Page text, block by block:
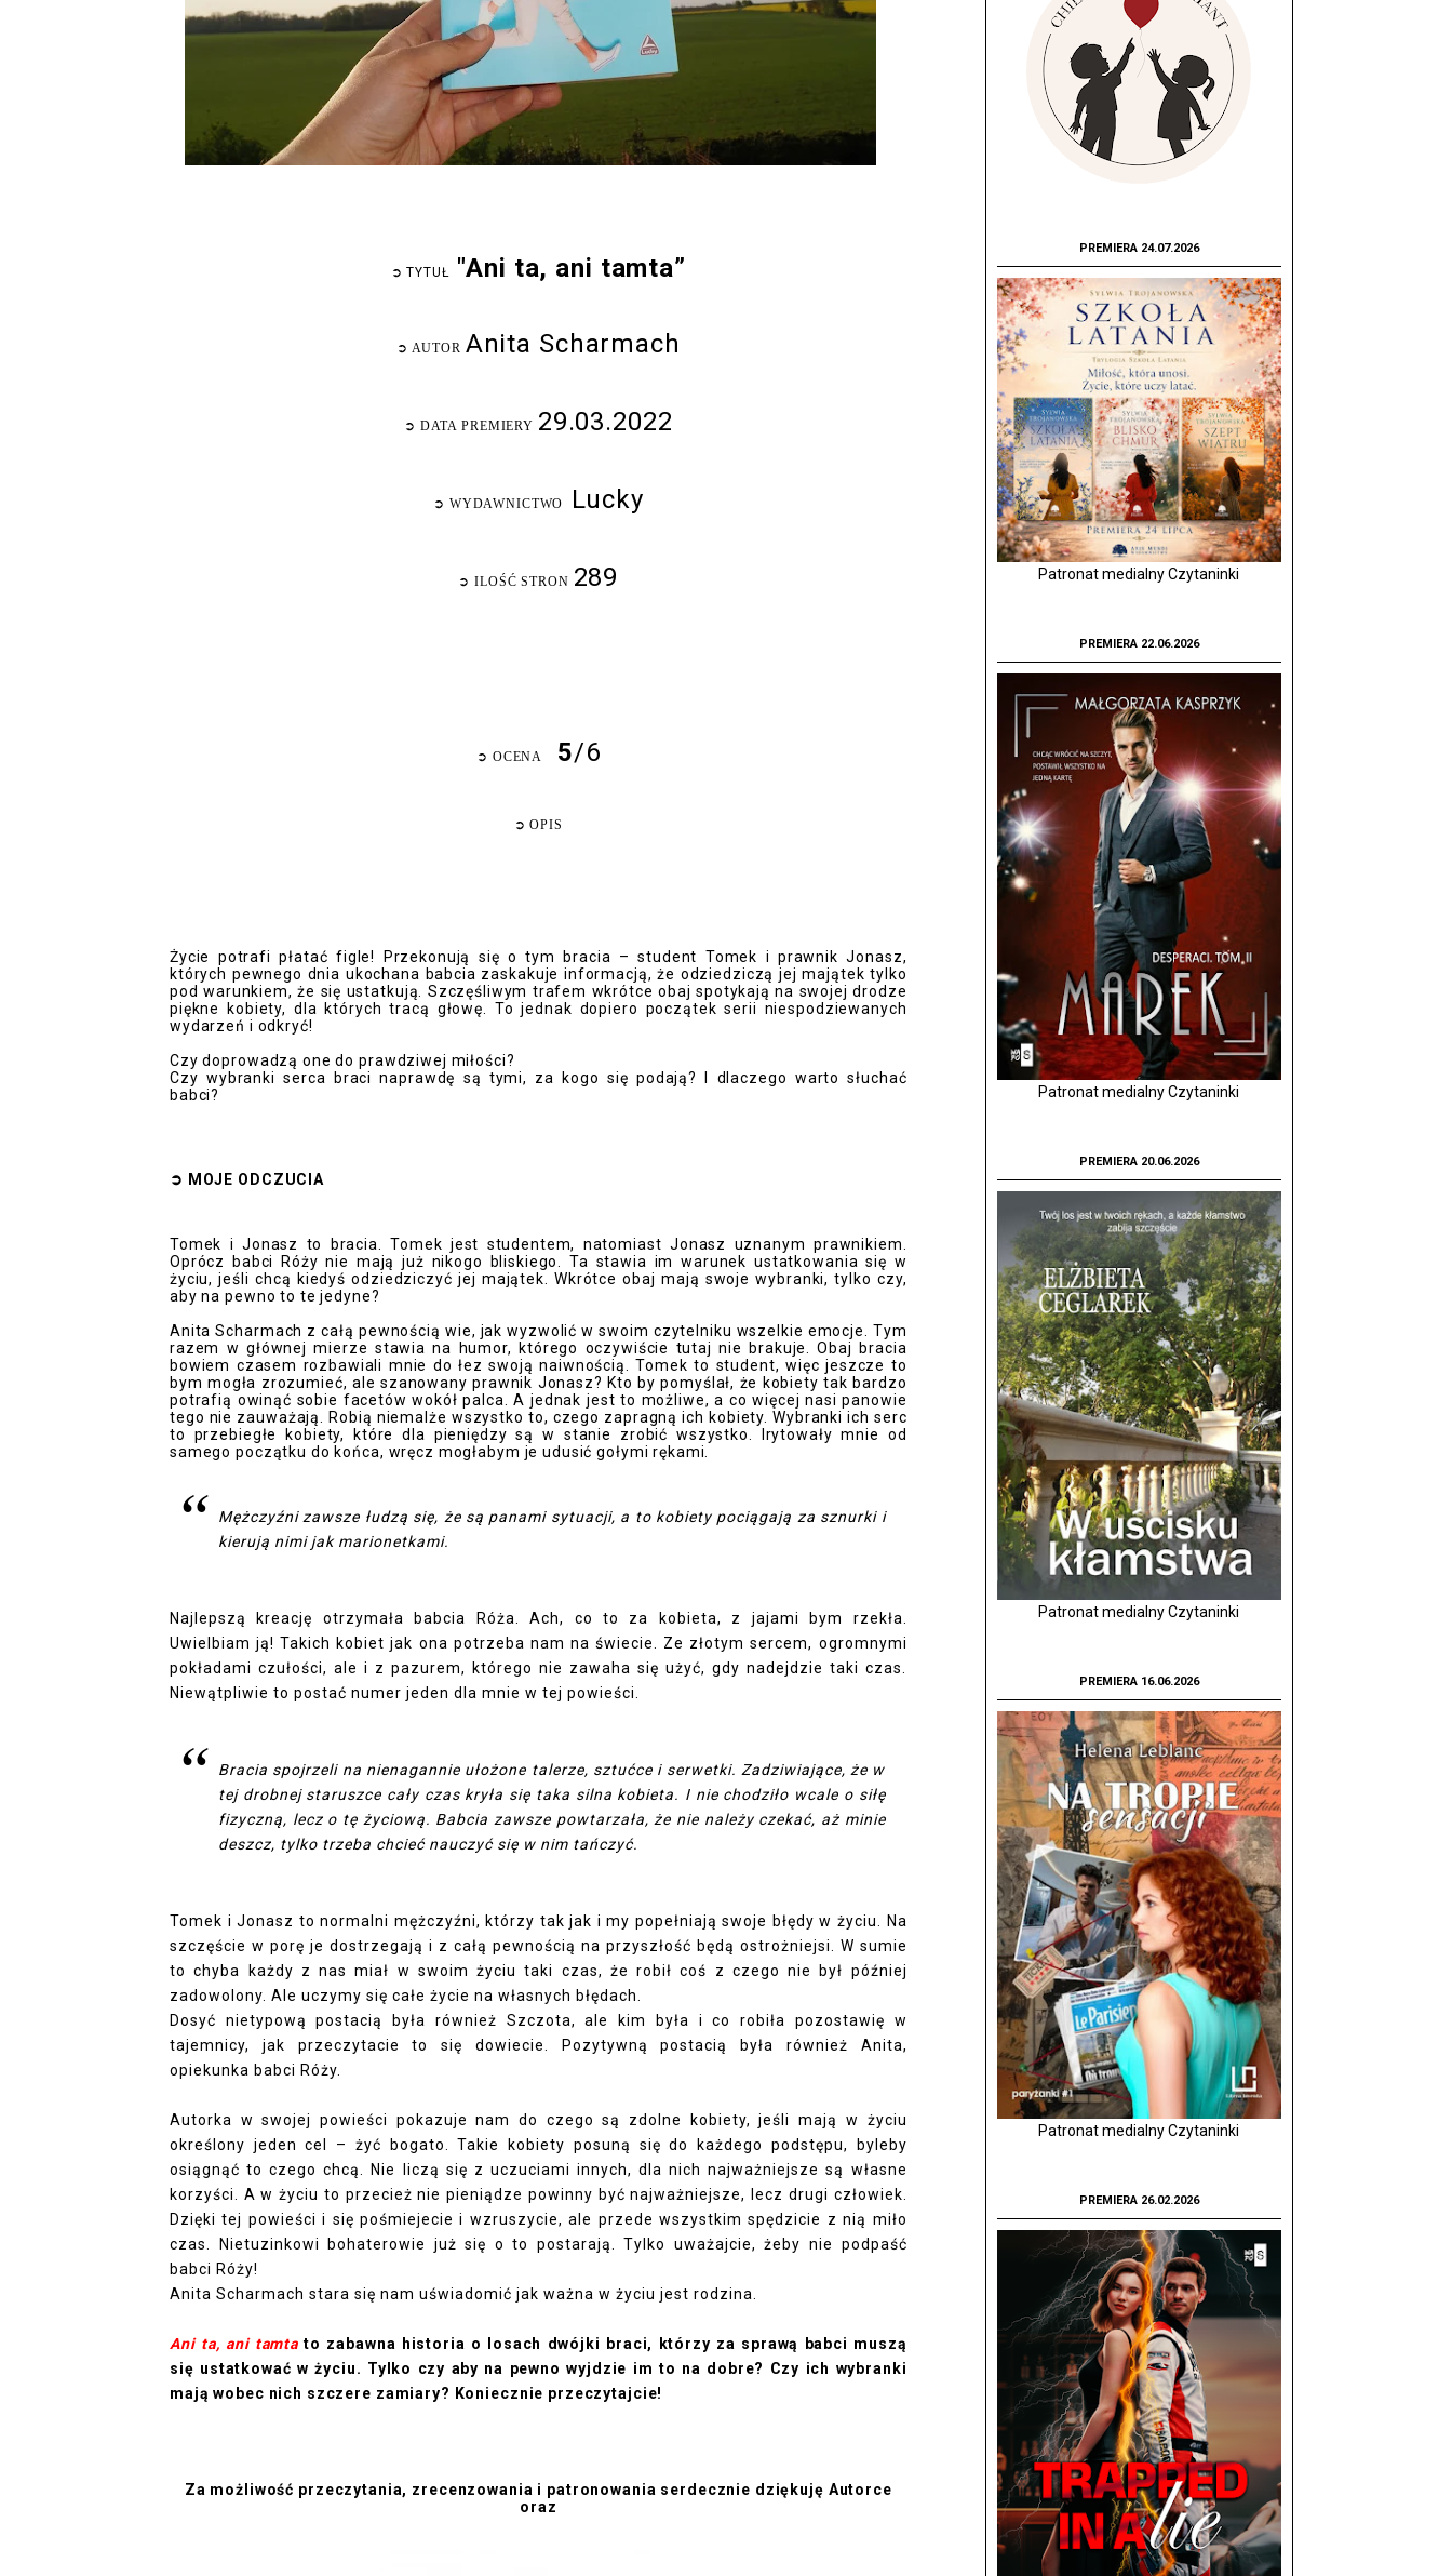
➲ TYTUŁ "Ani ta, ani tamta”
➲ AUTOR Anita Scharmach
➲ DATA PREMIERY 29.03.2022
➲ WYDAWNICTWO Lucky
➲ ILOŚĆ STRON 289
➲ OCENA 5/6
➲ OPIS
Życie potrafi płatać figle! Przekonują się o tym bracia – student Tomek i prawnik Jonasz,
których pewnego dnia ukochana babcia zaskakuje informacją, że odziedziczą jej majątek tylko
pod warunkiem, że się ustatkują. Szczęśliwym trafem wkrótce obaj spotykają na swojej drodze
piękne kobiety, dla których tracą głowę. To jednak dopiero początek serii niespodziewanych
wydarzeń i odkryć!
Czy doprowadzą one do prawdziwej miłości?
Czy wybranki serca braci naprawdę są tymi, za kogo się podają? I dlaczego warto słuchać
babci?
➲ MOJE ODCZUCIA
Tomek i Jonasz to bracia. Tomek jest studentem, natomiast Jonasz uznanym prawnikiem.
Oprócz babci Róży nie mają już nikogo bliskiego. Ta stawia im warunek ustatkowania się w
życiu, jeśli chcą kiedyś odziedziczyć jej majątek. Wkrótce obaj mają swoje wybranki, tylko czy,
aby na pewno to te jedyne?
Anita Scharmach z całą pewnością wie, jak wyzwolić w swoim czytelniku wszelkie emocje. Tym
razem w głównej mierze stawia na humor, którego oczywiście tutaj nie brakuje. Obaj bracia
bowiem czasem rozbawiali mnie do łez swoją naiwnością. Tomek to student, więc jeszcze to
bym mogła zrozumieć, ale szanowany prawnik Jonasz? Kto by pomyślał, że kobiety tak bardzo
potrafią owinąć sobie facetów wokół palca. A jednak jest to możliwe, a co więcej nasi panowie
tego nie zauważają. Robią niemalże wszystko to, czego zapragną ich kobiety. Wybranki ich serc
to przebiegłe kobiety, które dla pieniędzy są w stanie zrobić wszystko. Irytowały mnie od
samego początku do końca, wręcz mogłabym je udusić gołymi rękami.
Mężczyźni zawsze łudzą się, że są panami sytuacji, a to kobiety pociągają za sznurki i
kierują nimi jak marionetkami.
Najlepszą kreację otrzymała babcia Róża. Ach, co to za kobieta, z jajami bym rzekła.
Uwielbiam ją! Takich kobiet jak ona potrzeba nam na świecie. Ze złotym sercem, ogromnymi
pokładami czułości, ale i z pazurem, którego nie zawaha się użyć, gdy nadejdzie taki czas.
Niewątpliwie to postać numer jeden dla mnie w tej powieści.
Bracia spojrzeli na nienagannie ułożone talerze, sztućce i serwetki. Zadziwiające, że w
tej drobnej staruszce cały czas kryła się taka silna kobieta. I nie chodziło wcale o siłę
fizyczną, lecz o tę życiową. Babcia zawsze powtarzała, że nie należy czekać, aż minie
deszcz, tylko trzeba chcieć nauczyć się w nim tańczyć.
Tomek i Jonasz to normalni mężczyźni, którzy tak jak i my popełniają swoje błędy w życiu. Na
szczęście w porę je dostrzegają i z całą pewnością na przyszłość będą ostrożniejsi. W sumie
to chyba każdy z nas miał w swoim życiu taki czas, że robił coś z czego nie był później
zadowolony. Ale uczymy się całe życie na własnych błędach.
Dosyć nietypową postacią była również Szczota, ale kim była i co robiła pozostawię w
tajemnicy, jak przeczytacie to się dowiecie. Pozytywną postacią była również Anita,
opiekunka babci Róży.
Autorka w swojej powieści pokazuje nam do czego są zdolne kobiety, jeśli mają w życiu
określony jeden cel – żyć bogato. Takie kobiety posuną się do każdego podstępu, byleby
osiągnąć to czego chcą. Nie liczą się z uczuciami innych, dla nich najważniejsze są własne
korzyści. A w życiu to przecież nie pieniądze powinny być najważniejsze, lecz drugi człowiek.
Dzięki tej powieści i się pośmiejecie i wzruszycie, ale przede wszystkim spędzicie z nią miło
czas. Nietuzinkowi bohaterowie już się o to postarają. Tylko uważajcie, żeby nie podpaść
babci Róży!
Anita Scharmach stara się nam uświadomić jak ważna w życiu jest rodzina.
Ani ta, ani tamta to zabawna historia o losach dwójki braci, którzy za sprawą babci muszą
się ustatkować w życiu. Tylko czy aby na pewno wyjdzie im to na dobre? Czy ich wybranki
mają wobec nich szczere zamiary? Koniecznie przeczytajcie!
Za możliwość przeczytania, zrecenzowania i patronowania serdecznie dziękuję Autorce
oraz
PREMIERA 24.07.2026
Patronat medialny Czytaninki
PREMIERA 22.06.2026
Patronat medialny Czytaninki
PREMIERA 20.06.2026
Patronat medialny Czytaninki
PREMIERA 16.06.2026
Patronat medialny Czytaninki
PREMIERA 26.02.2026